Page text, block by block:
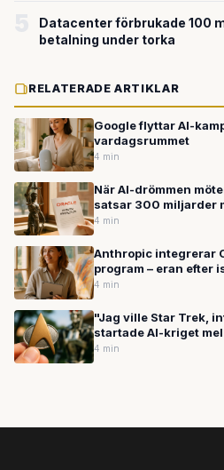
Datacenter förbrukade 100
betalning under torka
RELATERADE ARTIKLAR
Google flyttar AI-
vardagsrummet
4 min
När AI-drömmen
satsar 300 miljarder
skolskjutning
4 min
Anthropic integrerar
program – eran efter
ta slut
4 min
"Jag ville Star Trek,
startade AI-kriget
4 min